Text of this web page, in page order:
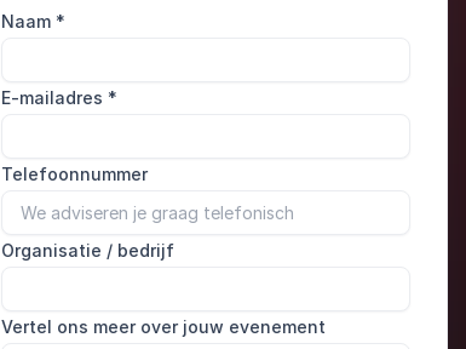
Naam *
E-mailadres *
Telefoonnummer
Organisatie / bedrijf
Vertel ons meer over jouw evenement